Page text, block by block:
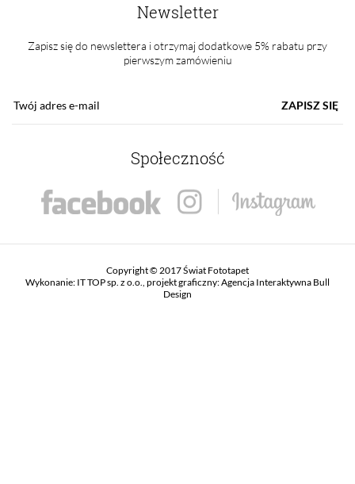
Newsletter
Zapisz się do newslettera i otrzymaj dodatkowe 5% rabatu przy
pierwszym zamówieniu
ZAPISZ SIĘ
Społeczność
Copyright © 2017 Świat Fototapet
Wykonanie: IT TOP sp. z o.o. , projekt graficzny:Agencja Interaktywna Bull
Design